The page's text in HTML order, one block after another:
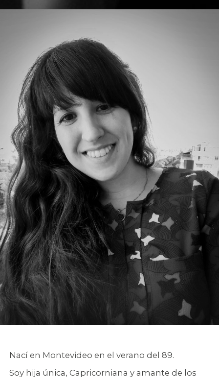
Nací en Montevideo en el verano del 89.
Soy hija única, Capricorniana y amante de los